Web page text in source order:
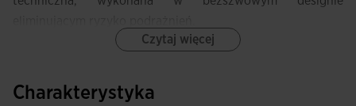
zachowujące lekkość.
Czytaj więcej
Charakterystyka